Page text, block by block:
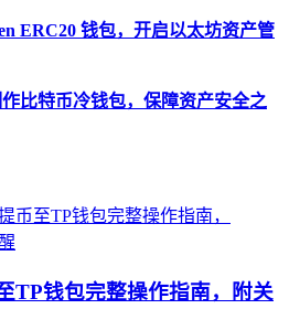
ERC20 钱包，开启以太坊资产管
比特币冷钱包，保障资产安全之
TP钱包完整操作指南，附关